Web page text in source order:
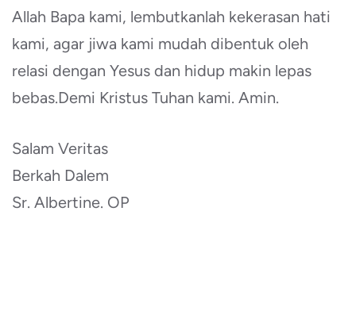
Allah Bapa kami, lembutkanlah kekerasan hati
kami, agar jiwa kami mudah dibentuk oleh
relasi dengan Yesus dan hidup makin lepas
bebas.Demi Kristus Tuhan kami. Amin.
Salam Veritas
Berkah Dalem
Sr. Albertine. OP